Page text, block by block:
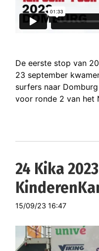
De eerste stop van
23 september
surfers naar
voor ronde 2 van het
24 Kika
15/09/23 16:47